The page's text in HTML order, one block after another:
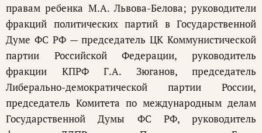
правам ребенка М.А. Львова-Белова; руководители
фракций политических партий в Государственной
Думе ФС РФ — председатель ЦК Коммунистической
партии Российской Федерации, руководитель
фракции КПРФ Г.А. Зюганов, председатель
Либерально-демократической партии России,
председатель Комитета по международным делам
Государственной Думы ФС РФ, руководитель